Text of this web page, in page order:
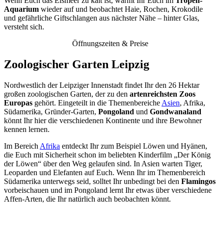
Aquarium wieder auf und beobachtet Haie, Rochen, Krokodile
und gefährliche Giftschlangen aus nächster Nähe – hinter Glas,
versteht sich.
Öffnungszeiten & Preise
Zoologischer Garten Leipzig
Nordwestlich der Leipziger Innenstadt findet Ihr den 26 Hektar
großen zoologischen Garten, der zu den artenreichsten Zoos
Europas gehört. Eingeteilt in die Themenbereiche Asien, Afrika,
Südamerika, Gründer-Garten, Pongoland und Gondwanaland
könnt Ihr hier die verschiedenen Kontinente und ihre Bewohner
kennen lernen.
Im Bereich Afrika entdeckt Ihr zum Beispiel Löwen und Hyänen,
die Euch mit Sicherheit schon im beliebten Kinderfilm „Der König
der Löwen“ über den Weg gelaufen sind. In Asien warten Tiger,
Leoparden und Elefanten auf Euch. Wenn Ihr im Themenbereich
Südamerika unterwegs seid, solltet Ihr unbedingt bei den Flamingos
vorbeischauen und im Pongoland lernt Ihr etwas über verschiedene
Affen-Arten, die Ihr natürlich auch beobachten könnt.